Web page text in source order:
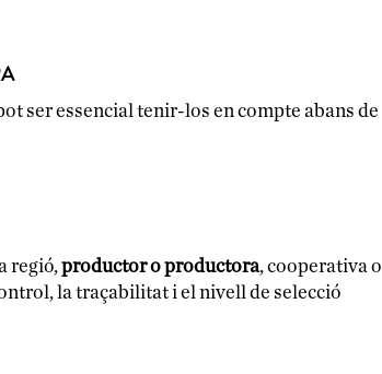
ser essencial tenir-los en compte abans de
regió,productor o productora, cooperativa o
la traçabilitat i el nivell de selecció